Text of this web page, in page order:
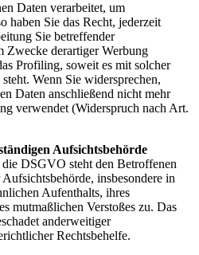
Daten verarbeitet, um
haben Sie das Recht, jederzeit
Sie betreffender
Zwecke derartiger Werbung
Profiling, soweit es mit solcher
Wenn Sie widersprechen,
Daten anschließend nicht mehr
verwendet (Widerspruch nach Art.
Aufsichtsbehörde
DSGVO steht den Betroffenen
insbesondere in
Aufenthalts, ihres
mutmaßlichen Verstoßes zu. Das
anderweitiger
Rechtsbehelfe.